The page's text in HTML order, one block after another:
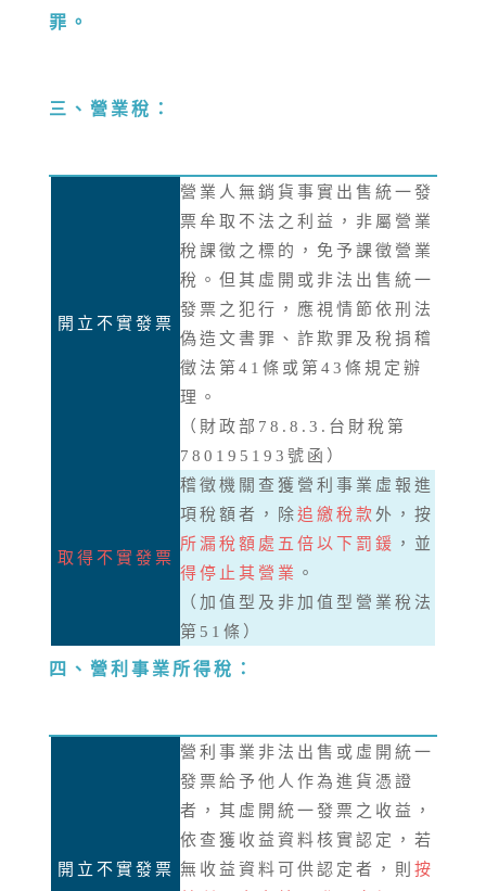
罪。
三、營業稅：
開立不實發票
營業人無銷貨事實出售統一發
票牟取不法之利益，非屬營業
稅課徵之標的，免予課徵營業
稅。但其虛開或非法出售統一
發票之犯行，應視情節依刑法
偽造文書罪、詐欺罪及稅捐稽
徵法第41條或第43條規定辦
理。
（財政部78.8.3.台財稅第
780195193號函）
取得不實發票
稽徵機關查獲營利事業虛報進
項稅額者，除追繳稅款外，按
所漏稅額處五倍以下罰鍰 ，並
得停止其營業 。
（加值型及非加值型營業稅法
第51條）
四、營利事業所得稅：
開立不實發票
營利事業非法出售或虛開統一
發票給予他人作為進貨憑證
者，其虛開統一發票之收益，
依查獲收益資料核實認定，若
無收益資料可供認定者，則 按